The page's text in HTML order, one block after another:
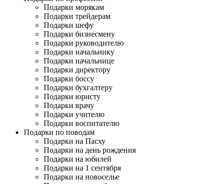
Подарки морякам
Подарки трейдерам
Подарки шефу
Подарки бизнесмену
Подарки руководителю
Подарки начальнику
Подарки начальнице
Подарки директору
Подарки боссу
Подарки бухгалтеру
Подарки юристу
Подарки врачу
Подарки учителю
Подарки воспитателю
Подарки по поводам
Подарки на Пасху
Подарки на день рождения
Подарки на юбилей
Подарки на 1 сентября
Подарки на новоселье